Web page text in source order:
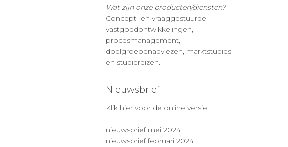
Wat zijn onze producten/diensten?
Concept- en vraaggestuurde
vastgoedontwikkelingen,
procesmanagement,
doelgroepenadviezen, marktstudies
en studiereizen.
Nieuwsbrief
Klik hier voor de online versie:
nieuwsbrief mei 2024
nieuwsbrief februari 2024